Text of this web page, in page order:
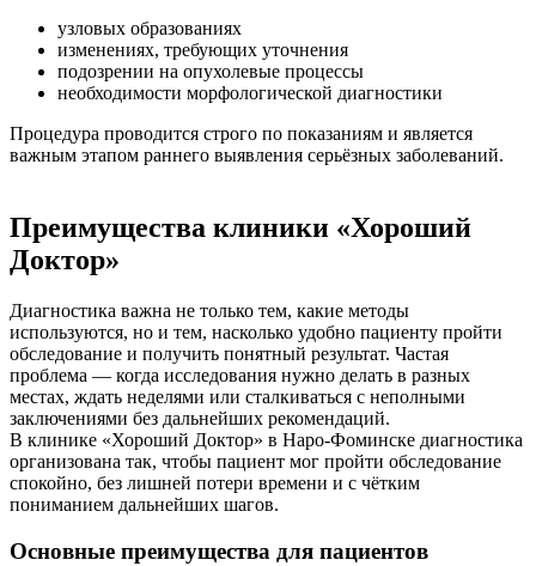
узловых образованиях
изменениях, требующих уточнения
подозрении на опухолевые процессы
необходимости морфологической диагностики
Процедура проводится строго по показаниям и является
важным этапом раннего выявления серьёзных заболеваний.
Преимущества клиники «Хороший
Доктор»
Диагностика важна не только тем, какие методы
используются, но и тем, насколько удобно пациенту пройти
обследование и получить понятный результат. Частая
проблема — когда исследования нужно делать в разных
местах, ждать неделями или сталкиваться с неполными
заключениями без дальнейших рекомендаций.
В клинике «Хороший Доктор» в Наро-Фоминске диагностика
организована так, чтобы пациент мог пройти обследование
спокойно, без лишней потери времени и с чётким
пониманием дальнейших шагов.
Основные преимущества для пациентов